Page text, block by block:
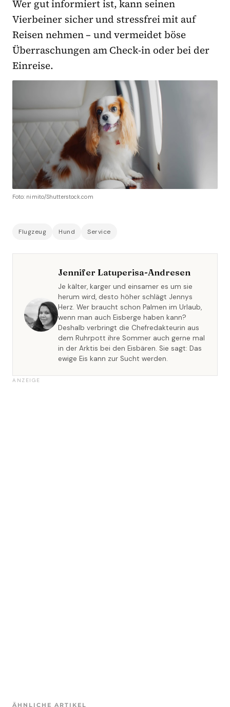
Wer gut informiert ist, kann seinen
Vierbeiner sicher und stressfrei mit auf
Reisen nehmen – und vermeidet böse
Überraschungen am Check-in oder bei der
Einreise.
Foto: nimito/Shutterstock.com
Flugzeug Hund Service
Jennifer Latuperisa-Andresen
Je kälter, karger und einsamer es um sie
herum wird, desto höher schlägt Jennys
Herz. Wer braucht schon Palmen im Urlaub,
wenn man auch Eisberge haben kann?
Deshalb verbringt die Chefredakteurin aus
dem Ruhrpott ihre Sommer auch gerne mal
in der Arktis bei den Eisbären. Sie sagt: Das
ewige Eis kann zur Sucht werden.
ANZEIGE
ÄHNLICHE ARTIKEL